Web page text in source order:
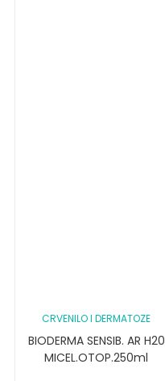
CRVENILO I DERMATOZE
BIODERMA SENSIB. AR H20
MICEL.OTOP.250ml